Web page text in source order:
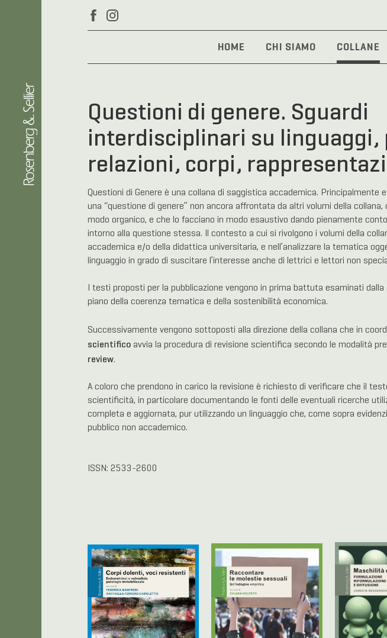
HOME CHI SIAMO COLLANE
Questioni di genere. Sguardi
interdisciplinari su linguaggi,
relazioni, corpi,
Questioni di Genere è una collana di saggistica accademica.
una “questione di genere” non ancora affrontata da altri volumi della
modo organico, e che lo facciano in modo esaustivo dando pienamente
intorno alla questione stessa. Il contesto a cui si rivolgono i volumi della
accademica e/o della didattica universitaria, e nell’analizzare la tematica
linguaggio in grado di suscitare l’interesse anche di lettrici e lettori non
I testi proposti per la pubblicazione vengono in prima battuta esaminati dalla
piano della coerenza tematica e della sostenibilità economica.
Successivamente vengono sottoposti alla direzione della collana che in
scientificoavvia la procedura di revisione scientifica secondo le modalità
review.
A coloro che prendono in carico la revisione è richiesto di verificare che il
scientificità, in particolare documentando le fonti delle eventuali ricerche
completa e aggiornata, pur utilizzando un linguaggio che, come sopra
pubblico non accademico.
ISSN: 2533-2600